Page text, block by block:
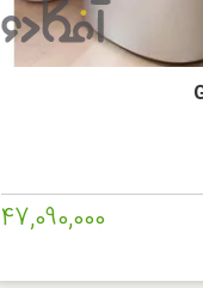
47,090,000